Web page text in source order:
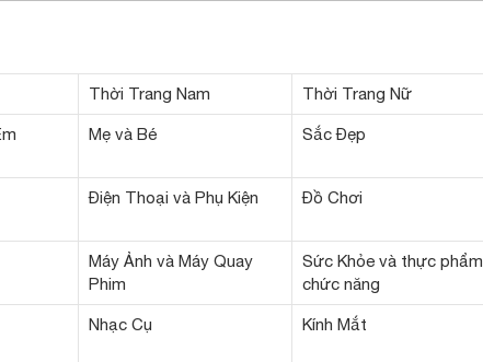
Thời Trang Nam Thời Trang Nữ
Mẹ và Bé Sắc Đẹp
Điện Thoại và Phụ Kiện Đồ Chơi
Máy Ảnh và Máy Quay
Phim
Sức Khỏe và thực phẩm
chức năng
Nhạc Cụ Kính Mắt